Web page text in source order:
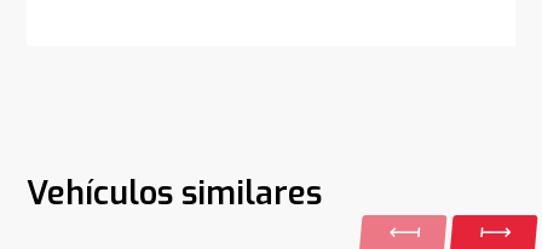
Vehículos similares